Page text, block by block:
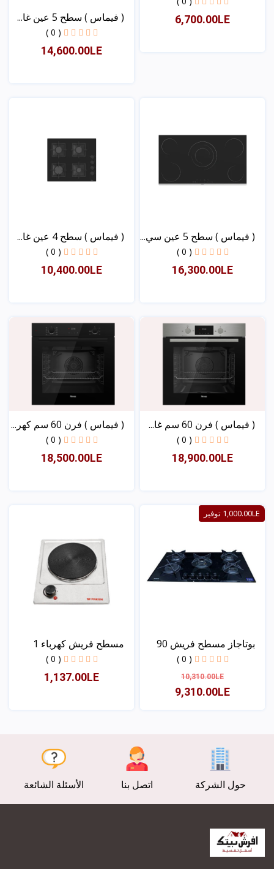
6,700.00LE ( فیماس ) سطح 5 عین غا...
( 0 )
14,600.00LE
( فیماس ) سطح 5 عین سي...
( 0 )
16,300.00LE
( فیماس ) سطح 4 عین غا...
( 0 )
10,400.00LE
( فیماس ) فرن 60 سم غا...
( 0 )
18,900.00LE
عرض
( فیماس ) فرن 60 سم كھر...
( 0 )
18,500.00LE
1,000.00LE توفير
بوتاجاز مسطح فريش 90
( 0 )
10,310.00LE
9,310.00LE
مسطح فريش كهرباء 1
( 0 )
1,137.00LE
حول الشركة اتصل بنا الأسئلة الشائعة